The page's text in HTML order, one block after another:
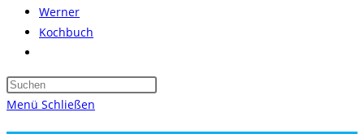
Werner
Kochbuch
umschalten
Press
Menü Schließen